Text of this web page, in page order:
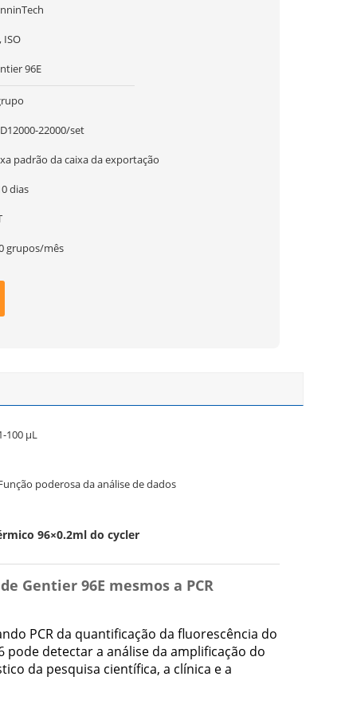
ISO
96E
22000/set
padrão da caixa da exportação
dias
grupos/mês
100 μL
poderosa da análise de dados
96×0.2ml do cycler
Gentier 96E mesmos a PCR
PCR da quantificação da fluorescência do
pode detectar a análise da amplificação do
da pesquisa científica, a clínica e a